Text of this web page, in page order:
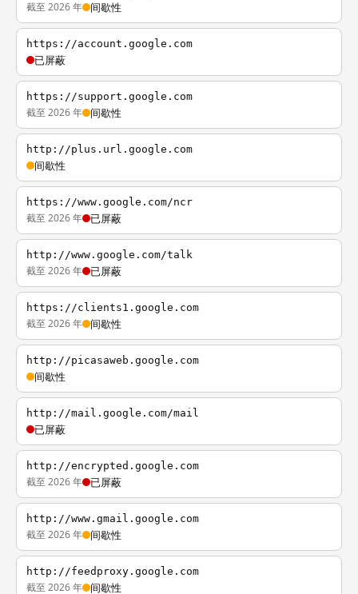
截至 2026 年 间歇性
https://account.google.com
已屏蔽
https://support.google.com
截至 2026 年 间歇性
http://plus.url.google.com
间歇性
https://www.google.com/ncr
截至 2026 年 已屏蔽
http://www.google.com/talk
截至 2026 年 已屏蔽
https://clients1.google.com
截至 2026 年 间歇性
http://picasaweb.google.com
间歇性
http://mail.google.com/mail
已屏蔽
http://encrypted.google.com
截至 2026 年 已屏蔽
http://www.gmail.google.com
截至 2026 年 间歇性
http://feedproxy.google.com
截至 2026 年 间歇性